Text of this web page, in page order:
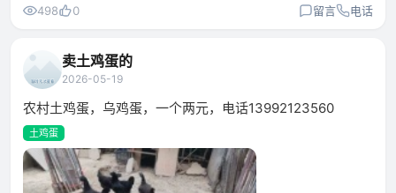
498 0 留言 电话
卖土鸡蛋的
2026-05-19
农村土鸡蛋，乌鸡蛋，一个两元，电话13992123560
土鸡蛋